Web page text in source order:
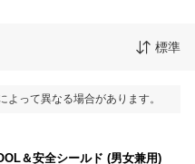
標準
って異なる場合があります。
＆安全シールド (男女兼用)